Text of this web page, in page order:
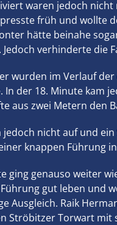
waren jedoch
früh und wollte
hätte beinahe
Jedoch verhinderte die
wurden im Verlauf
In der 18. Minute kam
aus zwei Metern den
jedoch nicht auf und
knappen Führung
ging genauso weiter
gut leben und
Ausgleich. Raik
Ströbitzer Torwart mit